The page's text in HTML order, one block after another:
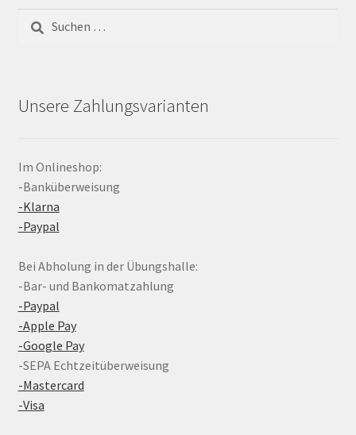
Suchen
nach:
Unsere Zahlungsvarianten
Im Onlineshop:
-Banküberweisung
-Klarna
-Paypal
Bei Abholung in der Übungshalle:
-Bar- und Bankomatzahlung
-Paypal
-Apple Pay
-Google Pay
-SEPA Echtzeitüberweisung
-Mastercard
-Visa